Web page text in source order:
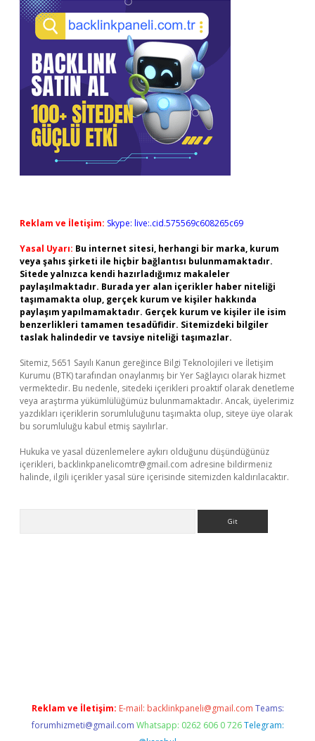
Reklam ve İletişim: Skype: live:.cid.575569c608265c69
Yasal Uyarı: Bu internet sitesi, herhangi bir marka, kurum
veya şahıs şirketi ile hiçbir bağlantısı bulunmamaktadır.
Sitede yalnızca kendi hazırladığımız makaleler
paylaşılmaktadır. Burada yer alan içerikler haber niteliği
taşımamakta olup, gerçek kurum ve kişiler hakkında
paylaşım yapılmamaktadır. Gerçek kurum ve kişiler ile isim
benzerlikleri tamamen tesadüfidir. Sitemizdeki bilgiler
taslak halindedir ve tavsiye niteliği taşımazlar.
Sitemiz, 5651 Sayılı Kanun gereğince Bilgi Teknolojileri ve İletişim
Kurumu (BTK) tarafından onaylanmış bir Yer Sağlayıcı olarak hizmet
vermektedir. Bu nedenle, sitedeki içerikleri proaktif olarak denetleme
veya araştırma yükümlülüğümüz bulunmamaktadır. Ancak, üyelerimiz
yazdıkları içeriklerin sorumluluğunu taşımakta olup, siteye üye olarak
bu sorumluluğu kabul etmiş sayılırlar.
Hukuka ve yasal düzenlemelere aykırı olduğunu düşündüğünüz
içerikleri, backlinkpanelicomtr@gmail.com adresine bildirmeniz
halinde, ilgili içerikler yasal süre içerisinde sitemizden kaldırılacaktır.
Reklam ve İletişim: E-mail: backlinkpaneli@gmail.com Teams:
forumhizmeti@gmail.com Whatsapp: 0262 606 0 726 Telegram: